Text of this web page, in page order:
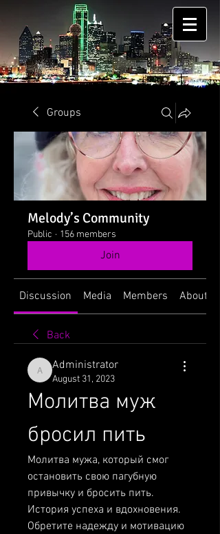
Groups
Melody’s Community
Public · 156 members
Join
Discussion Media Members About
Back
Administrator
Administrator
August 31, 2023
Молитва муж
бросил пить
Молитва мужа, который смог
остановить свою пагубную
привычку и бросить пить.
История успеха и вдохновения.
Обретите надежду и мотивацию